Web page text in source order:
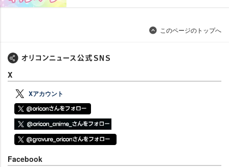
このページのトップへ
X
Xアカウント
Facebook